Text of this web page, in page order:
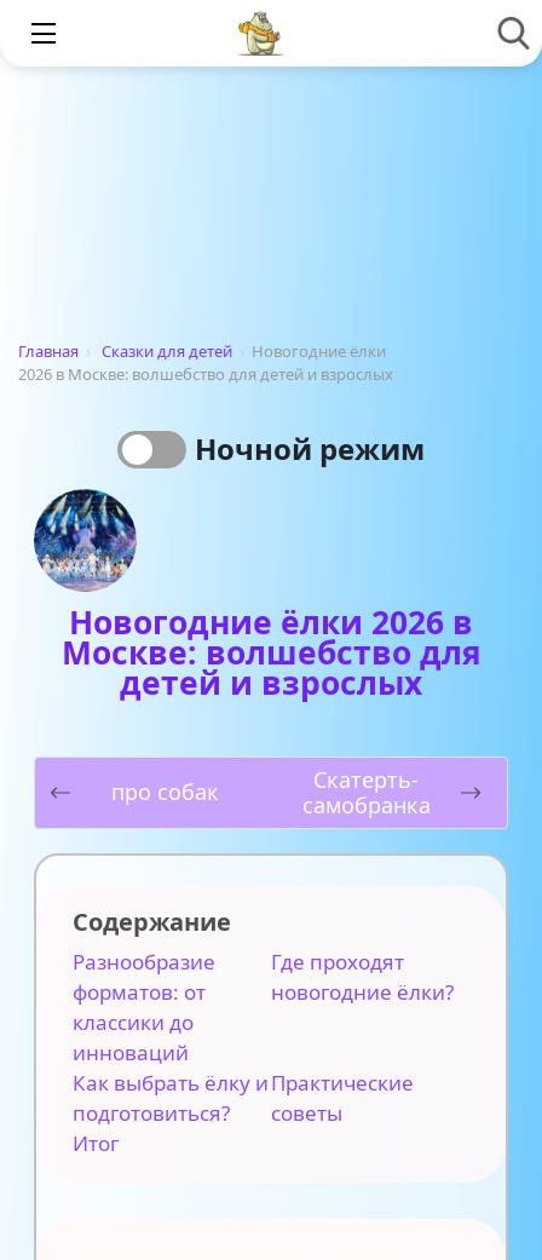
Главная › Сказки для детей › Новогодние ёлки
2026 в Москве: волшебство для детей и взрослых
Ночной режим
Новогодние ёлки 2026 в
Москве: волшебство для
детей и взрослых
про собак
Скатерть-
самобранка
Содержание
Разнообразие
форматов: от
классики до
инноваций
Где проходят
новогодние ёлки?
Как выбрать ёлку и
подготовиться?
Практические
советы
Итог